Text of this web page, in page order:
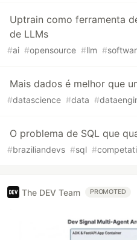
Uptrain como ferramenta
de LLMs
#ai #opensource #llm #
Mais dados é melhor que
#datascience #data #
O problema de SQL que
#braziliandevs #sql #
The DEV Team PROMOTED